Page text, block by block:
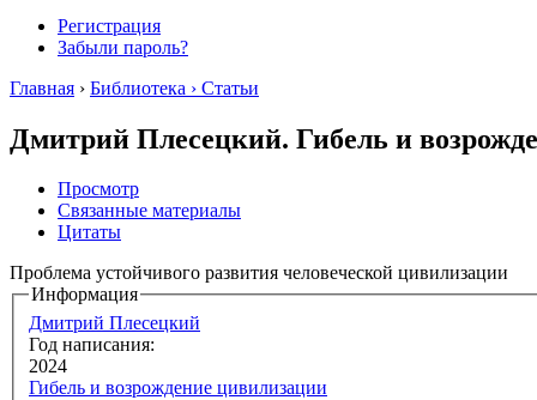
Регистрация
Забыли пароль?
Главная › Библиотека › Статьи
Дмитрий Плесецкий. Гибель и
Просмотр
Связанные материалы
Цитаты
Проблема устойчивого развития человеческой цивилизации
Информация
Дмитрий Плесецкий
Год написания:
2024
Гибель и возрождение цивилизации